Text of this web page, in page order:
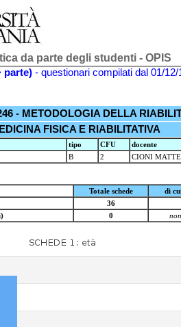
da parte degli studenti - OPIS
parte) - questionari compilati dal 01/12/
- METODOLOGIA DELLA
FISICA E RIABILITATIVA
tipo CFU
docente
B 2 CIONI
Totale schede
di
36
0